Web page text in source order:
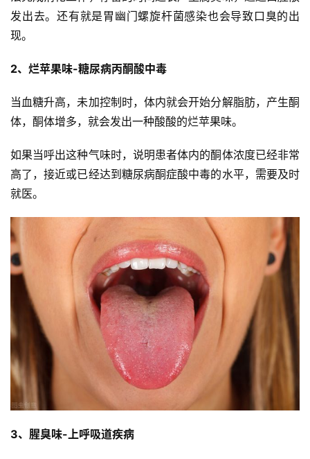
发出去。还有就是胃幽门螺旋杆菌感染也会导致口臭的出
现。
2、烂苹果味-糖尿病丙酮酸中毒
当血糖升高，未加控制时，体内就会开始分解脂肪，产生酮
体，酮体增多，就会发出一种酸酸的烂苹果味。
如果当呼出这种气味时，说明患者体内的酮体浓度已经非常
高了，接近或已经达到糖尿病酮症酸中毒的水平，需要及时
就医。
3、腥臭味-上呼吸道疾病